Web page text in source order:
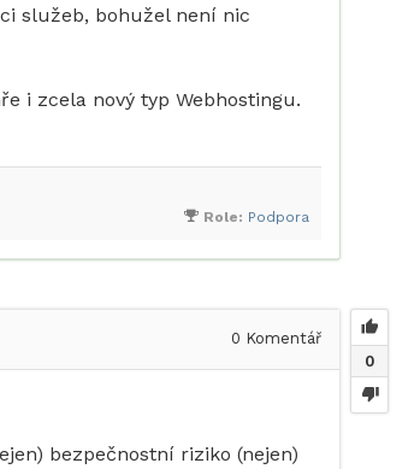
služeb, bohužel není nic
i zcela nový typ Webhostingu.
Role: Podpora
0
0 Komentář
bezpečnostní riziko (nejen)